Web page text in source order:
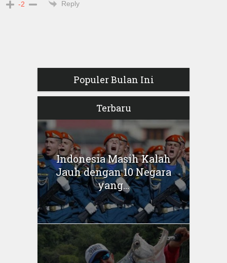
-2 Reply
Populer Bulan Ini
Terbaru
Indonesia Masih Kalah
Jauh dengan 10 Negara
yang...